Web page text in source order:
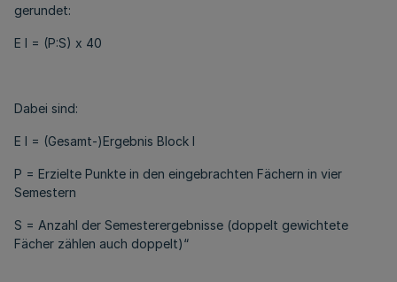
gerundet:
E I = (P:S) x 40
Dabei sind:
E I = (Gesamt-)Ergebnis Block I
P = Erzielte Punkte in den eingebrachten Fächern in vier
Semestern
S = Anzahl der Semesterergebnisse (doppelt gewichtete
Fächer zählen auch doppelt)“